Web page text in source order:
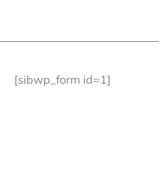
[sibwp_form id=1]